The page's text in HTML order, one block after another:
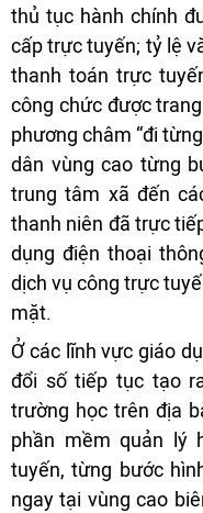
thủ tục hành chính
cấp trực tuyến; tỷ lệ
thanh toán trực
công chức được
phương châm “đi
dân vùng cao từng
trung tâm xã đến
thanh niên đã trực
dụng điện thoại
dịch vụ công trực
mặt.
Ở các lĩnh vực giáo
đổi số tiếp tục tạo
trường học trên địa
phần mềm quản lý
tuyến, từng bước
ngay tại vùng cao